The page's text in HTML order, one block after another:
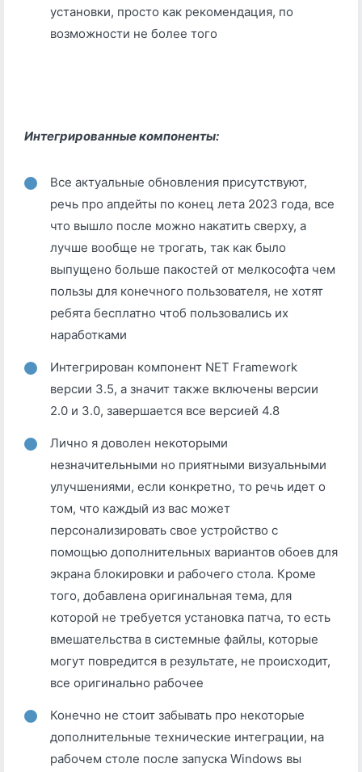
установки, просто как рекомендация, по
возможности не более того
Интегрированные компоненты:
Все актуальные обновления присутствуют,
речь про апдейты по конец лета 2023 года, все
что вышло после можно накатить сверху, а
лучше вообще не трогать, так как было
выпущено больше пакостей от мелкософта чем
пользы для конечного пользователя, не хотят
ребята бесплатно чтоб пользовались их
наработками
Интегрирован компонент NET Framework
версии 3.5, а значит также включены версии
2.0 и 3.0, завершается все версией 4.8
Лично я доволен некоторыми
незначительными но приятными визуальными
улучшениями, если конкретно, то речь идет о
том, что каждый из вас может
персонализировать свое устройство с
помощью дополнительных вариантов обоев для
экрана блокировки и рабочего стола. Кроме
того, добавлена оригинальная тема, для
которой не требуется установка патча, то есть
вмешательства в системные файлы, которые
могут повредится в результате, не происходит,
все оригинально рабочее
Конечно не стоит забывать про некоторые
дополнительные технические интеграции, на
рабочем столе после запуска Windows вы